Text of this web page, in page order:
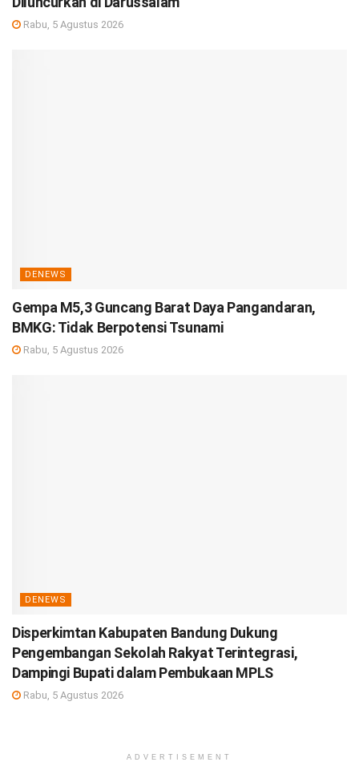
Rabu, 5 Agustus 2026
DENEWS
Gempa M5,3 Guncang Barat Daya Pangandaran,
BMKG: Tidak Berpotensi Tsunami
Rabu, 5 Agustus 2026
DENEWS
Disperkimtan Kabupaten Bandung Dukung
Pengembangan Sekolah Rakyat Terintegrasi,
Dampingi Bupati dalam Pembukaan MPLS
Rabu, 5 Agustus 2026
ADVERTISEMENT